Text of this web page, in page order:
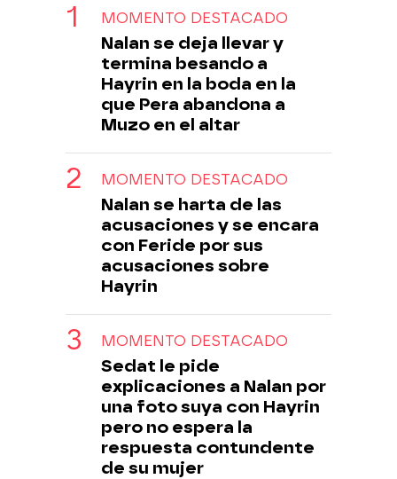
MOMENTO DESTACADO
Nalan se deja llevar y
termina besando a
Hayrin en la boda en la
que Pera abandona a
Muzo en el altar
MOMENTO DESTACADO
Nalan se harta de las
acusaciones y se encara
con Feride por sus
acusaciones sobre
Hayrin
MOMENTO DESTACADO
Sedat le pide
explicaciones a Nalan por
una foto suya con Hayrin
pero no espera la
respuesta contundente
de su mujer